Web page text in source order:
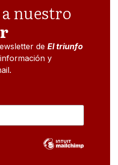
nuestro
deEl triunfo
y